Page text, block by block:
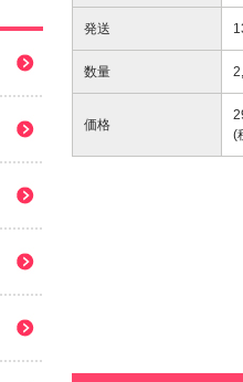
発送
数量
価格
(
紙クリップ印刷なし
紙クリップ印刷なし
紙クリップ印刷なし
(5,000個 1個あたり)